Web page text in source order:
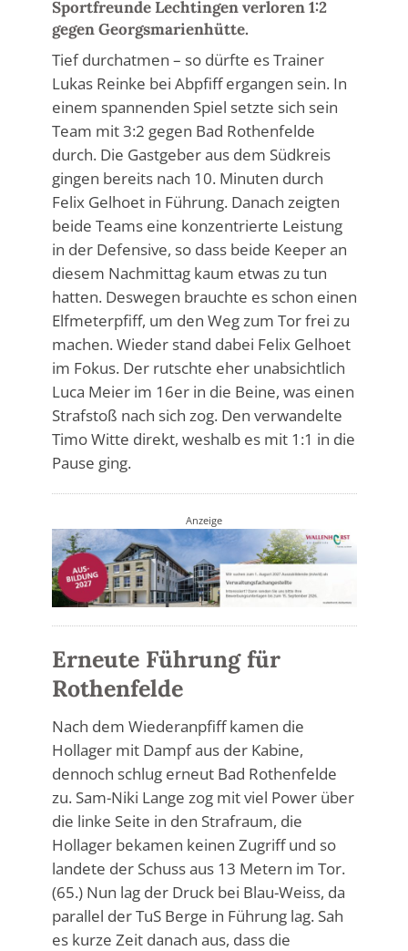
Sportfreunde Lechtingen verloren 1:2
gegen Georgsmarienhütte.
Tief durchatmen – so dürfte es Trainer
Lukas Reinke bei Abpfiff ergangen sein. In
einem spannenden Spiel setzte sich sein
Team mit 3:2 gegen Bad Rothenfelde
durch. Die Gastgeber aus dem Südkreis
gingen bereits nach 10. Minuten durch
Felix Gelhoet in Führung. Danach zeigten
beide Teams eine konzentrierte Leistung
in der Defensive, so dass beide Keeper an
diesem Nachmittag kaum etwas zu tun
hatten. Deswegen brauchte es schon einen
Elfmeterpfiff, um den Weg zum Tor frei zu
machen. Wieder stand dabei Felix Gelhoet
im Fokus. Der rutschte eher unabsichtlich
Luca Meier im 16er in die Beine, was einen
Strafstoß nach sich zog. Den verwandelte
Timo Witte direkt, weshalb es mit 1:1 in die
Pause ging.
Anzeige
Erneute Führung für
Rothenfelde
Nach dem Wiederanpfiff kamen die
Hollager mit Dampf aus der Kabine,
dennoch schlug erneut Bad Rothenfelde
zu. Sam-Niki Lange zog mit viel Power über
die linke Seite in den Strafraum, die
Hollager bekamen keinen Zugriff und so
landete der Schuss aus 13 Metern im Tor.
(65.) Nun lag der Druck bei Blau-Weiss, da
parallel der TuS Berge in Führung lag. Sah
es kurze Zeit danach aus, dass die